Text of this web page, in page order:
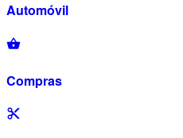
Automóvil
Compras